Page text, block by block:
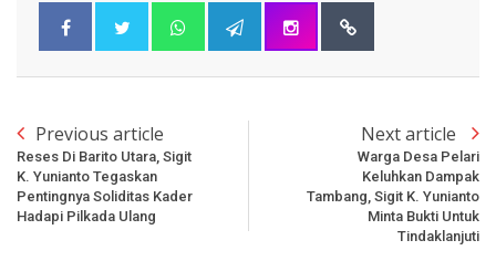
Previous article
Reses Di Barito Utara, Sigit
K. Yunianto Tegaskan
Pentingnya Soliditas Kader
Hadapi Pilkada Ulang
Next article
Warga Desa Pelari
Keluhkan Dampak
Tambang, Sigit K. Yunianto
Minta Bukti Untuk
Tindaklanjuti